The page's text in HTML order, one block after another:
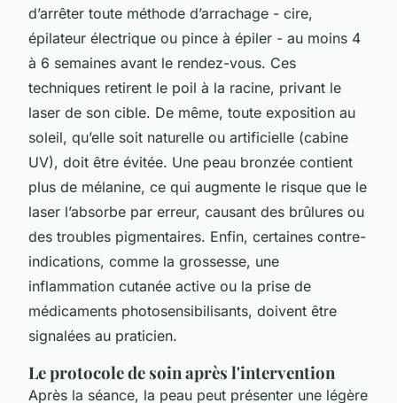
d’arrêter toute méthode d’arrachage - cire,
épilateur électrique ou pince à épiler - au moins 4
à 6 semaines avant le rendez-vous. Ces
techniques retirent le poil à la racine, privant le
laser de son cible. De même, toute exposition au
soleil, qu’elle soit naturelle ou artificielle (cabine
UV), doit être évitée. Une peau bronzée contient
plus de mélanine, ce qui augmente le risque que le
laser l’absorbe par erreur, causant des brûlures ou
des troubles pigmentaires. Enfin, certaines contre-
indications, comme la grossesse, une
inflammation cutanée active ou la prise de
médicaments photosensibilisants, doivent être
signalées au praticien.
Le protocole de soin après l'intervention
Après la séance, la peau peut présenter une légère